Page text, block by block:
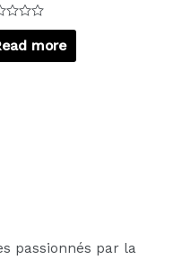
more
passionnés par la